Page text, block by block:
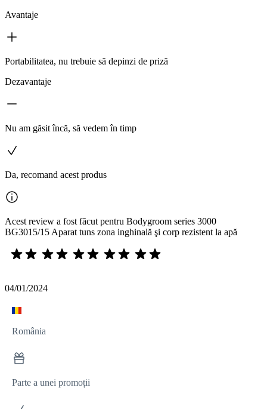
Avantaje
Portabilitatea, nu trebuie să depinzi de priză
Dezavantaje
Nu am găsit încă, să vedem în timp
Da, recomand acest produs
Acest review a fost făcut pentru Bodygroom series 3000
BG3015/15 Aparat tuns zona inghinală şi corp rezistent la apă
04/01/2024
România
Parte a unei promoții